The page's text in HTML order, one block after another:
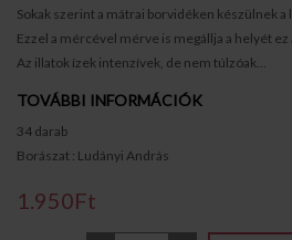
Sokak szerint a mátrai borvidéken készülnek a
Ezzel a mércével mérve is megállja a helyét
Az illatok ízek intenzívek, de nem túlzóak...
TOVÁBBI INFORMÁCIÓK
34 darab
Borászat : Ludányi András
1.950Ft